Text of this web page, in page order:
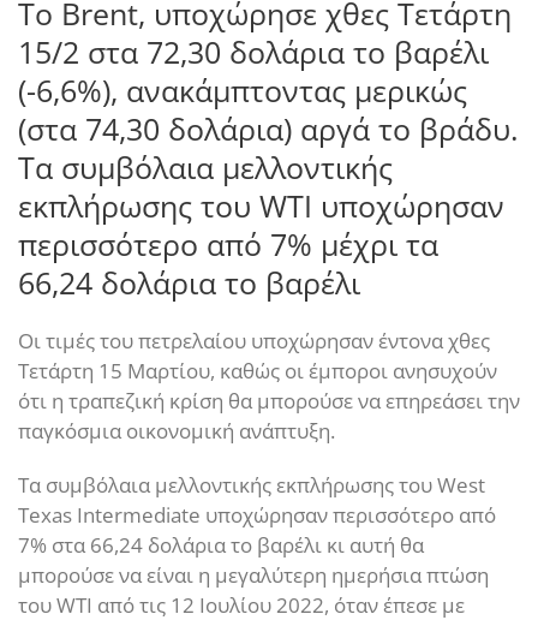
Το Brent, υποχώρησε χθες Τετάρτη
15/2 στα 72,30 δολάρια το βαρέλι
(-6,6%), ανακάμπτοντας μερικώς
(στα 74,30 δολάρια) αργά το βράδυ.
Τα συμβόλαια μελλοντικής
εκπλήρωσης του WTI υποχώρησαν
περισσότερο από 7% μέχρι τα
66,24 δολάρια το βαρέλι
Οι τιμές του πετρελαίου υποχώρησαν έντονα χθες
Τετάρτη 15 Μαρτίου, καθώς οι έμποροι ανησυχούν
ότι η τραπεζική κρίση θα μπορούσε να επηρεάσει την
παγκόσμια οικονομική ανάπτυξη.
Τα συμβόλαια μελλοντικής εκπλήρωσης του West
Texas Intermediate υποχώρησαν περισσότερο από
7% στα 66,24 δολάρια το βαρέλι κι αυτή θα
μπορούσε να είναι η μεγαλύτερη ημερήσια πτώση
του WTI από τις 12 Ιουλίου 2022, όταν έπεσε με